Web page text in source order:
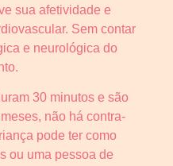
sua afetividade e
Sem contar
e neurológica do
30 minutos e são
não há contra-
pode ter como
ou uma pessoa de